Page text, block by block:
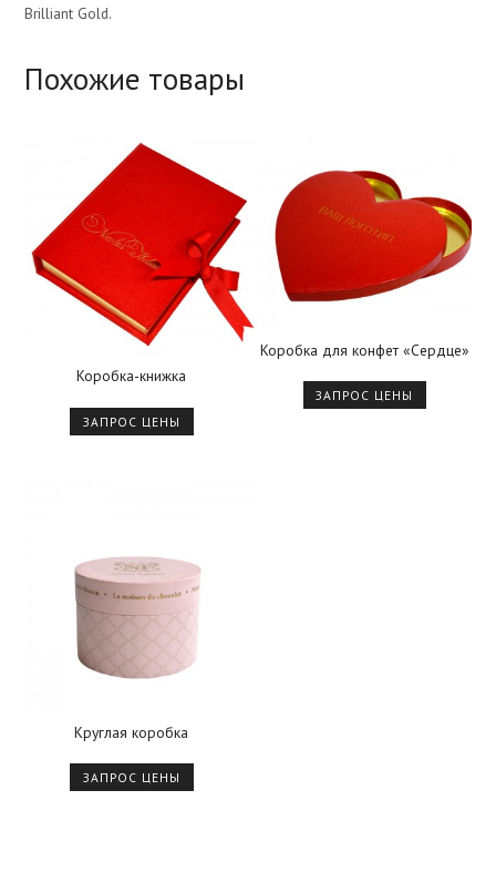
Brilliant Gold.
Похожие товары
Коробка-книжка
ЗАПРОС ЦЕНЫ
Коробка для конфет «Сердце»
ЗАПРОС ЦЕНЫ
Круглая коробка
ЗАПРОС ЦЕНЫ